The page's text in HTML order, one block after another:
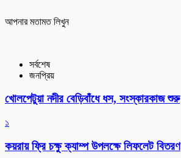
আপনার মতামত লিখুন
সর্বশেষ
জনপ্রিয়
খোলপেটুয়া নদীর বেড়িবাঁধে ধস, সংস্কারকাজ শুরু
১
কয়রায় ফ্রি চক্ষু ক্যাম্প উপলক্ষে লিফলেট বিতরণ